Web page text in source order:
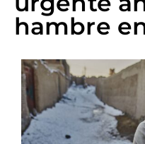
hambre